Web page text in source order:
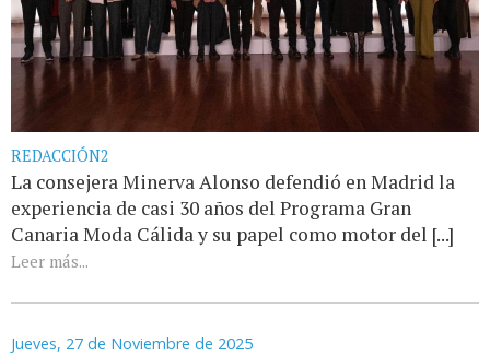
REDACCIÓN2
La consejera Minerva Alonso defendió en Madrid la
experiencia de casi 30 años del Programa Gran
Canaria Moda Cálida y su papel como motor del [...]
Leer más...
Jueves, 27 de Noviembre de 2025